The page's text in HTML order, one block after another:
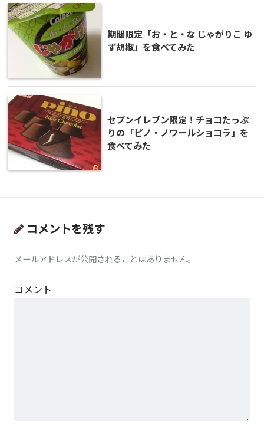
期間限定「お・と・な じゃがりこ ゆ
ず胡椒」を食べてみた
セブンイレブン限定！チョコたっぷ
りの「ピノ・ノワールショコラ」を
食べてみた
コメントを残す
メールアドレスが公開されることはありません。
コメント